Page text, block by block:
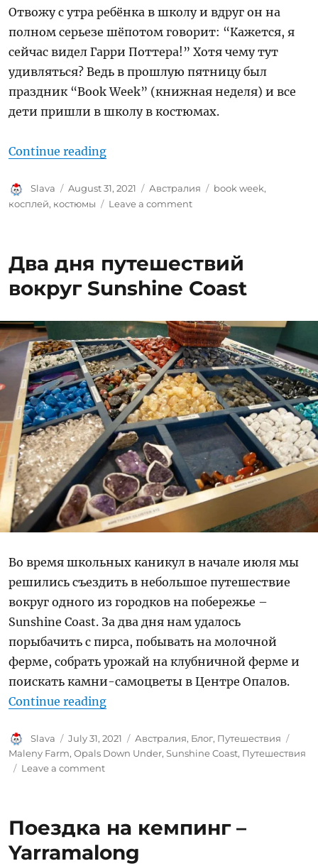
Отвожу с утра ребёнка в школу и вдруг он на
полном серьезе шёпотом говорит: “Кажется, я
сейчас видел Гарри Поттера!” Хотя чему тут
удивляться? Ведь в прошлую пятницу был
праздник “Book Week” (книжная неделя) и все
дети пришли в школу в костюмах.
Continue reading“Book week 2021”
Author
Slava
Posted
on
August 31, 2021 Categories
Австралия Tags
book week,
косплей, костюмы Leave a commenton
Два дня путешествий
вокруг Sunshine Coast
Во время школьных каникул в начале июля мы
решились съездить в небольшое путешествие
вокруг одного из городков на побережье –
Sunshine Coast. За два дня нам удалось
порыбачить с пирса, побывать на молочной
ферме, собрать урожай на клубничной ферме и
поискать камни-самоцветы в Центре Опалов.
Continue reading“Два дня путешествий вокруг
Author
Slava
Posted
on
July 31, 2021 Categories
Австралия, Блог, Путешествия
Maleny Farm,Opals Down Under,Sunshine Coast, Путешествия
Leave a commenton
вокруг
Coast
Поездка на кемпинг –
Yarramalong